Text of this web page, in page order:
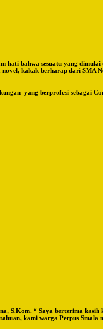
bahwa sesuatu yang
kakak berharap dari SMA
yang berprofesi sebagai
S.Kom. “ Saya berterima
kami warga Perpus